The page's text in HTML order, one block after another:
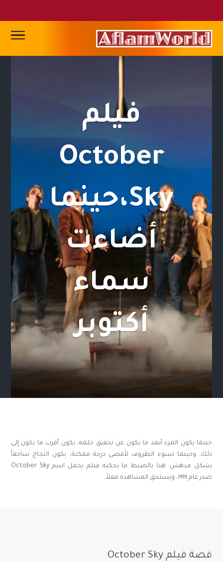
فيلم
October
Sky،حينما
أضاءت
سماء
أكتوبر
حينما يكون المرء أبعد ما يكون عن تحقيق حلمه، يكون أقرب ما يكون إلى
ذلك. وحينما تسوء الظروف لأقصى درجة ممكنة، يكون النجاح ساحقاً
بشكل مدهش. هذا بالضبط ما يحكيه فيلم يحمل اسم October Sky
صدر عام ١٩٩٩، ويستحق المشاهدة فعلاً.
قصة فيلم October Sky